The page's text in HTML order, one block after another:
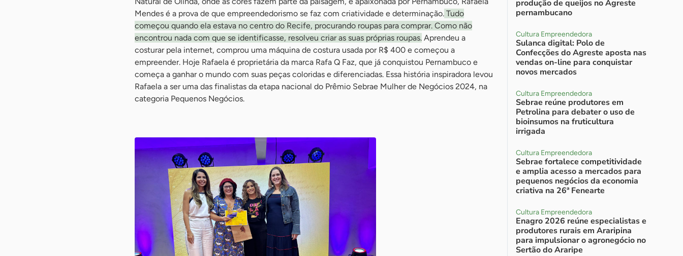
Mendes é a prova de que empreendedorismo se faz com criatividade e determinação. Tudo
começou quando ela estava no centro do Recife, procurando roupas para comprar. Como não
encontrou nada com que se identificasse, resolveu criar as suas próprias roupas. Aprendeu a
costurar pela internet, comprou uma máquina de costura usada por R$ 400 e começou a
empreender. Hoje Rafaela é proprietária da marca Rafa Q Faz, que já conquistou Pernambuco e
começa a ganhar o mundo com suas peças coloridas e diferenciadas. Essa história inspiradora levou
Rafaela a ser uma das finalistas da etapa nacional do Prêmio Sebrae Mulher de Negócios 2024, na
categoria Pequenos Negócios.
produção de queijos no Agreste
pernambucano
Cultura Empreendedora
Sulanca digital: Polo de
Confecções do Agreste aposta nas
vendas on-line para conquistar
novos mercados
Cultura Empreendedora
Sebrae reúne produtores em
Petrolina para debater o uso de
bioinsumos na fruticultura
irrigada
Cultura Empreendedora
Sebrae fortalece competitividade
e amplia acesso a mercados para
pequenos negócios da economia
criativa na 26ª Fenearte
Cultura Empreendedora
Enagro 2026 reúne especialistas e
produtores rurais em Araripina
para impulsionar o agronegócio no
Sertão do Araripe